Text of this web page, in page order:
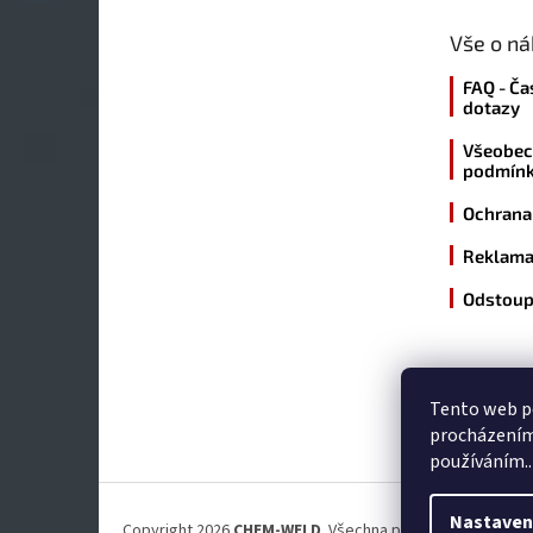
Tento web
Vše o
FAQ -
dotazy